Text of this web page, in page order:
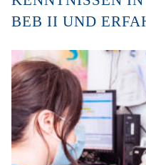
BEB II UND